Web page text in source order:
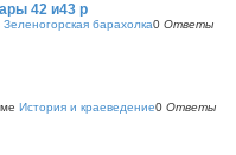
42 и43 р
Зеленогорская барахолка0 Ответы
История и краеведение0 Ответы